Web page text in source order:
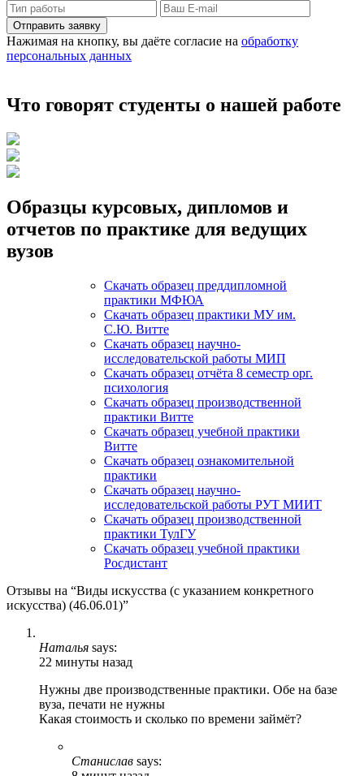
Отправить заявку
Нажимая на кнопку, вы даёте согласие на обработку
персональных данных
Что говорят студенты о нашей работе
Образцы курсовых, дипломов и
отчетов по практике для ведущих
вузов
Скачать образец преддипломной
практики МФЮА
Скачать образец практики МУ им.
С.Ю. Витте
Скачать образец научно-
исследовательской работы МИП
Скачать образец отчёта 8 семестр орг.
психология
Скачать образец производственной
практики Витте
Скачать образец учебной практики
Витте
Скачать образец ознакомительной
практики
Скачать образец научно-
исследовательской работы РУТ МИИТ
Скачать образец производственной
практики ТулГУ
Скачать образец учебной практики
Росдистант
Отзывы на “Виды искусства (с указанием конкретного
искусства) (46.06.01)”
Наталья says:
22 минуты назад
Нужны две производственные практики. Обе на базе
вуза, печати не нужны
Какая стоимость и сколько по времени займёт?
Станислав says: